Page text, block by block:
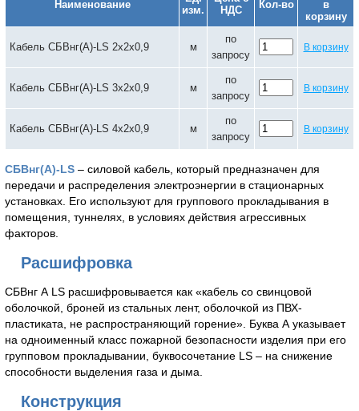
Наименование
изм.
НДС
Кол-во
в
корзину
Кабель СБВнг(А)-LS 2х2х0,9 м
по
запросу
В корзину
Кабель СБВнг(А)-LS 3х2х0,9 м
по
запросу
В корзину
Кабель СБВнг(А)-LS 4х2х0,9 м
по
запросу
В корзину
СБВнг(А)-LS – силовой кабель, который предназначен для
передачи и распределения электроэнергии в стационарных
установках. Его используют для группового прокладывания в
помещения, туннелях, в условиях действия агрессивных
факторов.
Расшифровка
СБВнг А LS расшифровывается как «кабель со свинцовой
оболочкой, броней из стальных лент, оболочкой из ПВХ-
пластиката, не распространяющий горение». Буква А указывает
на одноименный класс пожарной безопасности изделия при его
групповом прокладывании, буквосочетание LS – на снижение
способности выделения газа и дыма.
Конструкция